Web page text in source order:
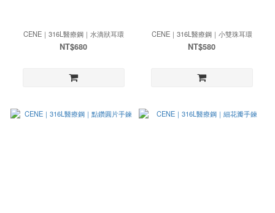
CENE｜316L醫療鋼｜水滴狀耳環
NT$680
CENE｜316L醫療鋼｜小雙珠耳環
NT$580